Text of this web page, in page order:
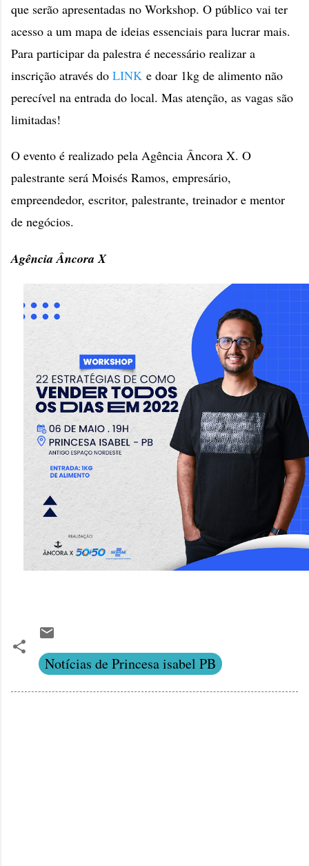
que serão apresentadas no Workshop. O público vai ter
acesso a um mapa de ideias essenciais para lucrar mais.
Para participar da palestra é necessário realizar a
inscrição através do LINK e doar 1kg de alimento não
perecível na entrada do local. Mas atenção, as vagas são
limitadas!
O evento é realizado pela Agência Âncora X. O
palestrante será Moisés Ramos, empresário,
empreendedor, escritor, palestrante, treinador e mentor
de negócios.
Agência Âncora X
Notícias de Princesa isabel PB